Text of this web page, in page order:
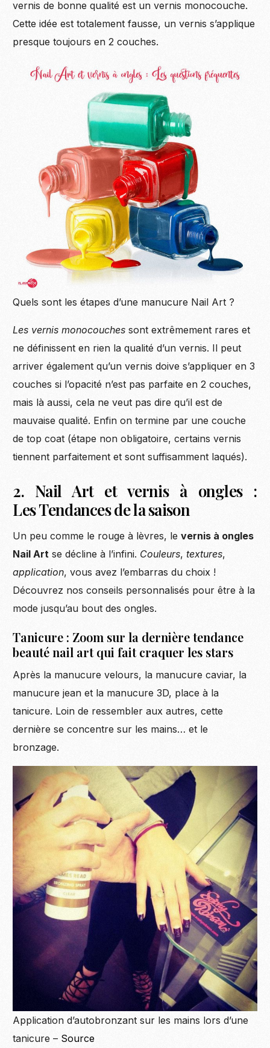
vernis de bonne qualité est un vernis monocouche.
Cette idée est totalement fausse, un vernis s’applique
presque toujours en 2 couches.
Quels sont les étapes d’une manucure Nail Art ?
Les vernis monocouches sont extrêmement rares et
ne définissent en rien la qualité d’un vernis. Il peut
arriver également qu’un vernis doive s’appliquer en 3
couches si l’opacité n’est pas parfaite en 2 couches,
mais là aussi, cela ne veut pas dire qu’il est de
mauvaise qualité. Enfin on termine par une couche
de top coat (étape non obligatoire, certains vernis
tiennent parfaitement et sont suffisamment laqués).
2. Nail Art et vernis à ongles :
Les Tendances de la saison
Un peu comme le rouge à lèvres, levernis à ongles
Nail Art se décline à l’infini. Couleurs,textures,
application, vous avez l’embarras du choix !
Découvrez nos conseils personnalisés pour être à la
mode jusqu’au bout des ongles.
Tanicure : Zoom sur la dernière tendance
beauté nail art qui fait craquer les stars
Après la manucure velours, la manucure caviar, la
manucure jean et la manucure 3D, place à la
tanicure. Loin de ressembler aux autres, cette
dernière se concentre sur les mains… et le
bronzage.
Application d’autobronzant sur les mains lors d’une
tanicure – Source